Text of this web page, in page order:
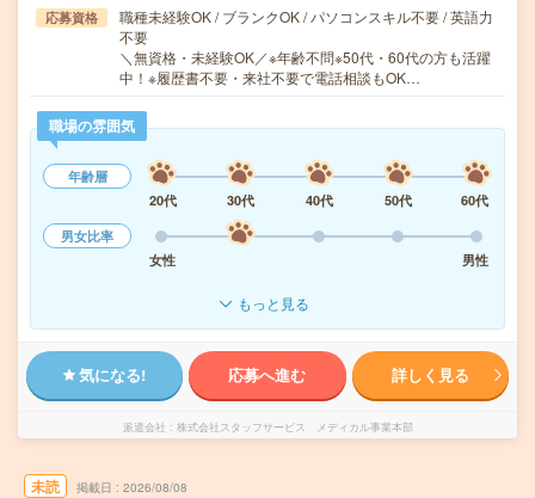
応募資格
職種未経験OK / ブランクOK / パソコンスキル不要 / 英語力
不要
＼無資格・未経験OK／※年齢不問※50代・60代の方も活躍
中！※履歴書不要・来社不要で電話相談もOK…
職場の雰囲気
年齢層
20代
30代 40代 50代
60代
男女比率
女性
男性
もっと見る
気になる! 応募へ進む 詳しく見る
派遣会社 株式会社スタッフサービス メディカル事業本部
未読 掲載日 2026/08/08